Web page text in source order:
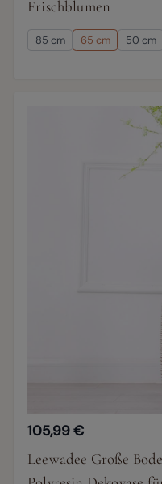
Frischblumen
85 cm 65 cm 50 cm
105,99 €
Leewadee Große